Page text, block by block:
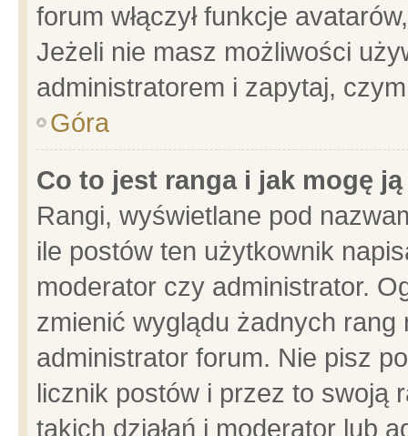
forum włączył funkcje
Jeżeli nie masz możliwości
administratorem i zapytaj,
Góra
Co to jest ranga i jak mogę
Rangi, wyświetlane pod
ile postów ten użytkownik
moderator czy administrator.
zmienić wyglądu żadnych
administrator forum. Nie pisz
licznik postów i przez to swoją
takich działań i moderator lub